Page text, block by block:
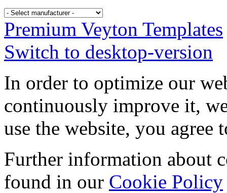
Premium Veyton Templates
Switch to desktop-version
In order to optimize our
continuously improve it,
use the website, you agree
Further information about
found in our Cookie Policy